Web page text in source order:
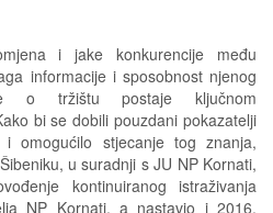
i jake konkurencije među
informacije i sposobnost njenog
o tržištu postaje ključnom
bi se dobili pouzdani pokazatelji
omogućilo stjecanje tog znanja,
u suradnji s JU NP Kornati,
kontinuiranog istraživanja
NP Kornati, a nastavio i 2016.